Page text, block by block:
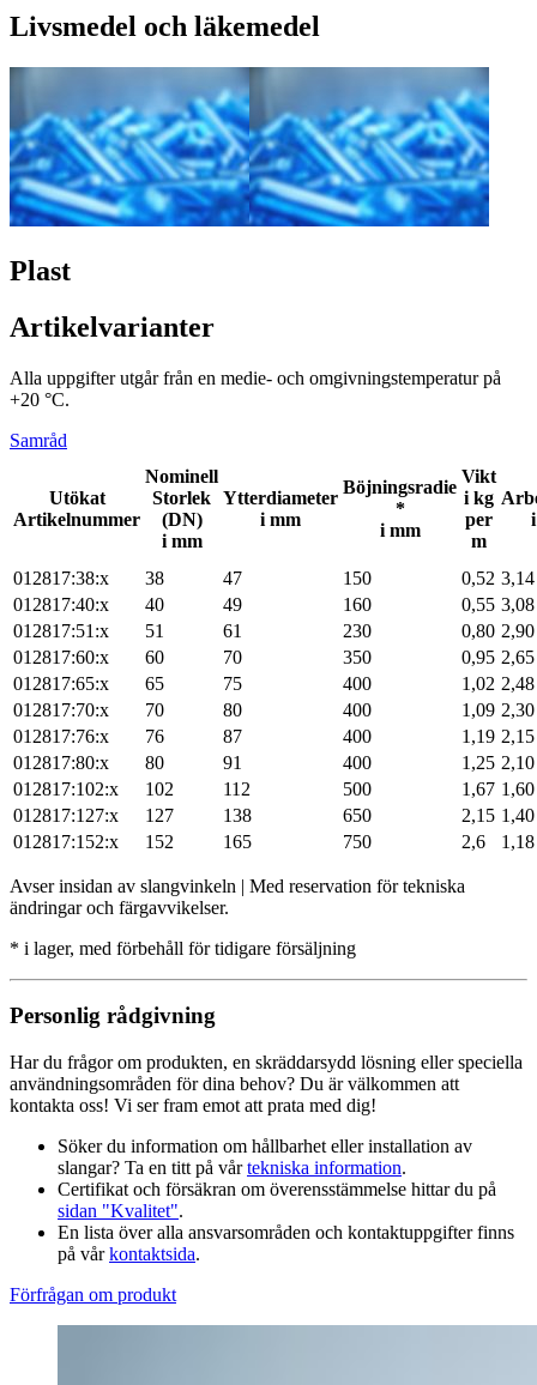
Livsmedel och läkemedel
Plast
Artikelvarianter
Alla uppgifter utgår från en medie- och omgivningstemperatur på
+20 °C.
Samråd
Utökat
Artikelnummer
Nominell
Storlek
(DN)
i mm
Ytterdiameter
i mm
Böjningsradie
*
i mm
Vikt
i kg
per
m
012817:38:x 38 47 150 0,52 3,14
012817:40:x
40 49 160 0,55 3,08
012817:51:x
51 61 230 0,80 2,90
012817:60:x
60 70 350 0,95 2,65
012817:65:x
65 75 400 1,02 2,48
012817:70:x
70 80 400 1,09 2,30
012817:76:x
76 87 400 1,19 2,15
012817:80:x
80 91 400 1,25 2,10
012817:102:x
102 112 500 1,67 1,60
012817:127:x
127 138 650 2,15 1,40
012817:152:x
152 165 750 2,6 1,18
Avser insidan av slangvinkeln | Med reservation för tekniska
ändringar och färgavvikelser.
* i lager, med förbehåll för tidigare försäljning
Personlig rådgivning
Har du frågor om produkten, en skräddarsydd lösning eller speciella
användningsområden för dina behov? Du är välkommen att
kontakta oss! Vi ser fram emot att prata med dig!
Söker du information om hållbarhet eller installation av
slangar? Ta en titt på vårtekniska information.
Certifikat och försäkran om överensstämmelse hittar du på
sidan "Kvalitet".
En lista över alla ansvarsområden och kontaktuppgifter finns
på vårkontaktsida.
Förfrågan om produkt